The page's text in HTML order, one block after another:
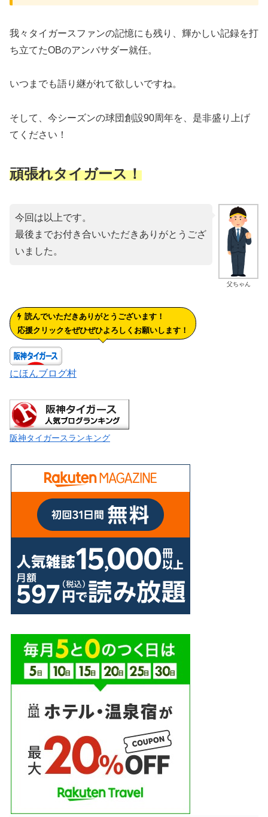
我々タイガースファンの記憶にも残り、輝かしい記録を打
ち立てたOBのアンバサダー就任。
いつまでも語り継がれて欲しいですね。
そして、今シーズンの球団創設90周年を、是非盛り上げ
てください！
頑張れタイガース！
父ちゃん
今回は以上です。
最後までお付き合いいただきありがとうござ
いました。
読んでいただきありがとうございます！
応援クリックをぜひぜひよろしくお願いします！
にほんブログ村
阪神タイガースランキング